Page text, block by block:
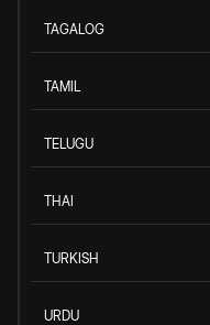
TAGALOG
TAMIL
TELUGU
THAI
TURKISH
URDU